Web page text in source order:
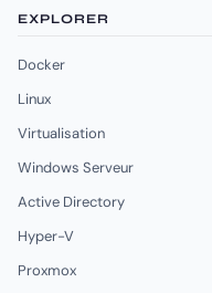
EXPLORER
Docker
Linux
Virtualisation
Windows Serveur
Active Directory
Hyper-V
Proxmox